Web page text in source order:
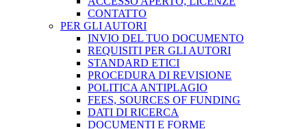
CONTATTO
PER GLI AUTORI
INVIO DEL TUO DOCUMENTO
REQUISITI PER GLI AUTORI
STANDARD ETICI
PROCEDURA DI REVISIONE
POLITICA ANTIPLAGIO
FEES, SOURCES OF FUNDING
DATI DI RICERCA
DOCUMENTI E FORME